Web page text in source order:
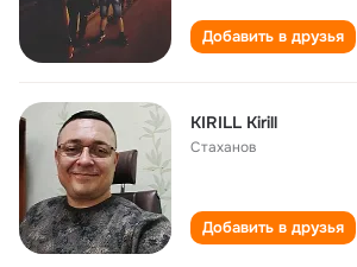
Добавить в друзья
KIRILL Kirill
Стаханов
Добавить в друзья